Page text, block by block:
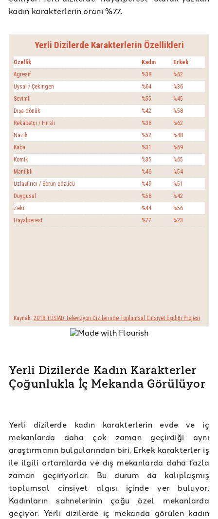
kadın karakterlerin oranı %77.
Yerli Dizilerde Kadın Karakterler
Çoğunlukla İç Mekanda Görülüyor
Yerli dizilerde kadın karakterlerin evde ve iç
mekanlarda daha çok zaman geçirdiği aynı
araştırmanın bulgularından biri. Erkek karakterler iş
ile ilgili ortamlarda ve dış mekanlarda daha fazla
zaman geçiriyorlar. Bu durum da kalıplaşmış
toplumsal cinsiyet algısı içinde yer buluyor.
Kadınların sahnelerinin çoğu özel mekanlarda
geçiyor. Yerli dizilerde iç mekanda görülen kadın